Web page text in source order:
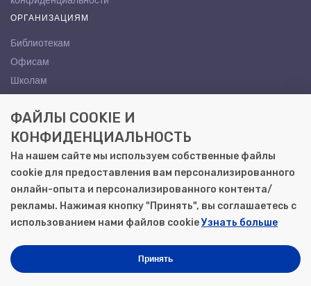
ОРГАНИЗАЦИЯМ
Библиотекам
Офисам
Школам
КОНТАКТЫ
Саратов, ул. Осипова, 10А
+7 (8452) 72-65-65
gemera@moya-kniga.ru
Моя книга | Сеть книжных магазинов в Саратове
ФАЙЛЫ COOKIE И
КОНФИДЕНЦИАЛЬНОСТЬ
На нашем сайте мы используем собственные файлы
cookie для предоставления вам персонализированного
онлайн-опыта и персонализированного контента/
рекламы. Нажимая кнопку "Принять", вы соглашаетесь с
использованием нами файлов cookieУзнать больше
Принять